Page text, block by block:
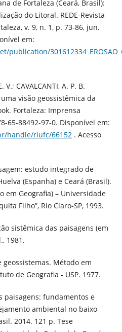
de Fortaleza (Ceará, Brasil):
do Litoral. REDE-Revista
v. 9, n. 1, p. 73-86, jun.
em:
V.; CAVALCANTI, A. P. B.
visão geossistêmica da
Fortaleza: Imprensa
65-88492-97-0. Disponível em:
handle/riufc/66152 . Acesso
estudo integrado de
(Espanha) e Ceará (Brasil).
em Geografia) – Universidade
Filho”, Rio Claro-SP, 1993.
sistêmica das paisagens (em
1981.
geossistemas. Método em
de Geografia - USP. 1977.
paisagens: fundamentos e
ambiental no baixo
2014. 121 p. Tese